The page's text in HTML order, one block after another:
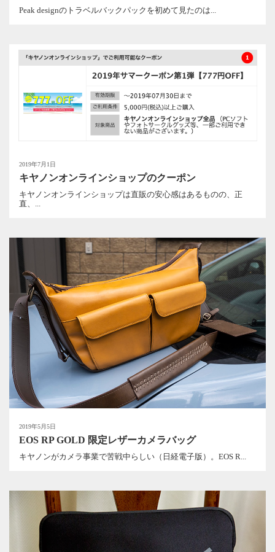
Peak designのトラベルバックパックを初めて見たのは...
2019年7月1日
キヤノンオンラインショップのクーポン
キヤノンオンラインショップは直販の安心感はあるものの、正
直、...
2019年5月5日
EOS RP GOLD 限定レザーカメラバッグ
キヤノンがカメラ事業で苦戦中らしい（日経電子版）。EOS R...